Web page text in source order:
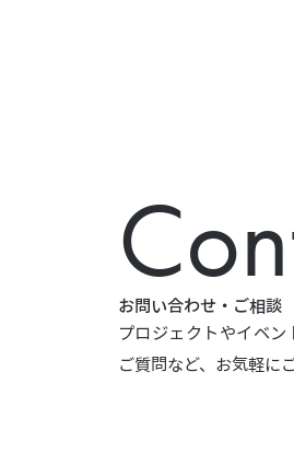
お問い合わせ・ご相談
プロジェクトやイベ
ご質問など、お気軽に